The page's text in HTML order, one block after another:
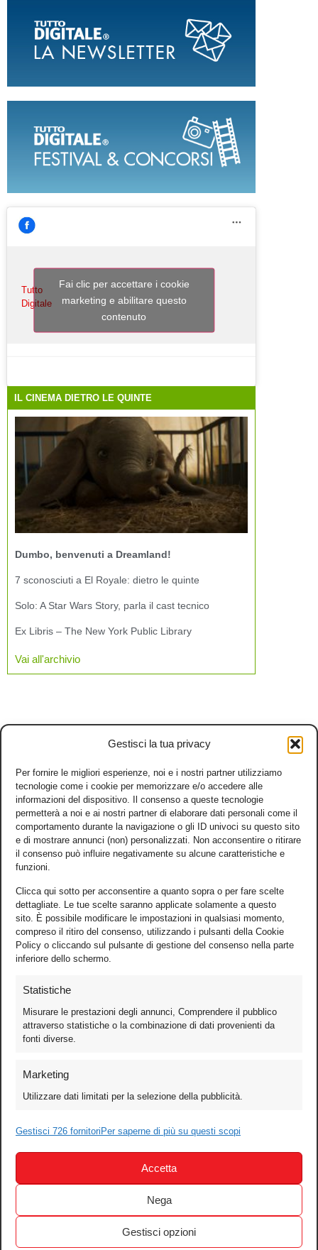
Gestisci la tua privacy
Per fornire le migliori esperienze, noi e i nostri partner utilizziamo
tecnologie come i cookie per memorizzare e/o accedere alle
informazioni del dispositivo. Il consenso a queste tecnologie
permetterà a noi e ai nostri partner di elaborare dati personali come il
comportamento durante la navigazione o gli ID univoci su questo sito
e di mostrare annunci (non) personalizzati. Non acconsentire o ritirare
il consenso può influire negativamente su alcune caratteristiche e
funzioni.
Clicca qui sotto per acconsentire a quanto sopra o per fare scelte
dettagliate. Le tue scelte saranno applicate solamente a questo
sito. È possibile modificare le impostazioni in qualsiasi momento,
compreso il ritiro del consenso, utilizzando i pulsanti della Cookie
Policy o cliccando sul pulsante di gestione del consenso nella parte
inferiore dello schermo.
Statistiche
Misurare le prestazioni degli annunci, Comprendere il pubblico
attraverso statistiche o la combinazione di dati provenienti da
fonti diverse.
Marketing
Utilizzare dati limitati per la selezione della pubblicità.
Gestisci 726 fornitori Per saperne di più su questi scopi
Accetta
Nega
Gestisci opzioni
Tutto
Digitale
Fai clic per accettare i cookie
marketing e abilitare questo
contenuto
IL CINEMA DIETRO LE QUINTE
Dumbo, benvenuti a Dreamland!
7 sconosciuti a El Royale: dietro le quinte
Solo: A Star Wars Story, parla il cast tecnico
Ex Libris – The New York Public Library
Vai all'archivio
Games
Test
Audio